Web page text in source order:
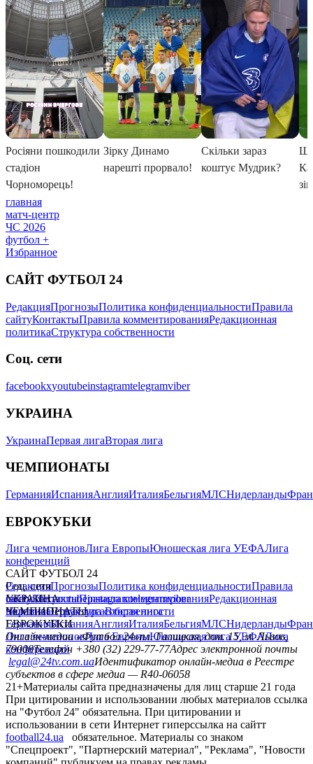
главная
матч-центр
ЧС 2026
футбол +
Избранное
САЙТ ФУТБОЛ 24
РедакцияПрогнозыПолитика конфиденциальностиПравила
сайтуКонтактыПравила комментированияРедакционная
политикаСтруктура собственности
Соц. сети
facebookxyoutubeinstagramtelegramviber
УКРАИНА
УкраинаПервая лигаВторая лига
ЧЕМПИОНАТЫ
ГерманияИспанияАнглияИталияБельгияМЛСНидерланды
ЕВРОКУБКИ
Лига чемпионовЛига ЕвропыЮношеская лига УЕФАЛига
конференций
САЙТ ФУТБОЛ 24
РедакцияПрогнозыПолитика конфиденциальностиПравила
сайтуКонтактыПравила комментированияРедакционная
политикаСтруктура собственности
Соц. сети
facebookxyoutubeinstagramtelegramviber
УКРАИНА
УкраинаПервая лигаВторая лига
ЧЕМПИОНАТЫ
ГерманияИспанияАнглияИталияБельгияМЛСНидерланды
ЕВРОКУБКИ
Лига чемпионовЛига ЕвропыЮношеская лига УЕФАЛига
конференций
Онлайн-медиа «Футбол 24»пл. Галицкая, дом. 15, м. Львов,
79008Телефон +380 (32) 229-77-77Адрес электронной почты
legal@24tv.com.uaИдентификатор онлайн-медиа в Реестре
субъектов в сфере медиа — R40-06058
21+Материалы сайта предназначены для лиц старше 21 года
При цитировании и использовании любых материалов ссылка
на "Футбол 24" обязательна. При цитировании и
использовании в сети Интернет гиперссылка на сайтт
football24.ua
обязательное. Материалы со знаком
"Спецпроект", "Партнерский материал", "Реклама", "Новости